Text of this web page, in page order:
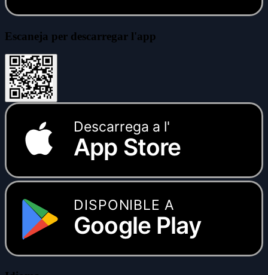
Escaneja per descarregar l'app
Descarrega a l'
App Store
DISPONIBLE A
Google Play